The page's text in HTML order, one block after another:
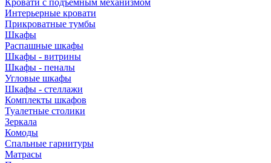
Кровати с подъемным механизмом
Интерьерные кровати
Прикроватные тумбы
Шкафы
Распашные шкафы
Шкафы - витрины
Шкафы - пеналы
Угловые шкафы
Шкафы - стеллажи
Комплекты шкафов
Туалетные столики
Зеркала
Комоды
Спальные гарнитуры
Матрасы